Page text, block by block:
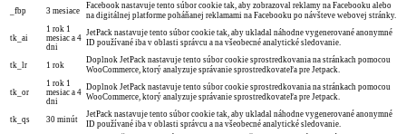
_fbp 3 mesiace
Facebook nastavuje tento súbor cookie tak, aby zobrazoval reklamy na Facebooku alebo
na digitálnej platforme poháňanej reklamami na Facebooku po návšteve webovej stránky.
tk_ai
1 rok 1
mesiac a 4
dni
JetPack nastavuje tento súbor cookie tak, aby ukladal náhodne vygenerované anonymné
ID používané iba v oblasti správcu a na všeobecné analytické sledovanie.
tk_lr 1 rok
Doplnok JetPack nastavuje tento súbor cookie sprostredkovania na stránkach pomocou
WooCommerce, ktorý analyzuje správanie sprostredkovateľa pre Jetpack.
tk_or
1 rok 1
mesiac a 4
dni
Doplnok JetPack nastavuje tento súbor cookie sprostredkovania na stránkach pomocou
WooCommerce, ktorý analyzuje správanie sprostredkovateľa pre Jetpack.
tk_qs 30 minút
JetPack nastavuje tento súbor cookie tak, aby ukladal náhodne vygenerované anonymné
ID používané iba v oblasti správcu a na všeobecné analytické sledovanie.